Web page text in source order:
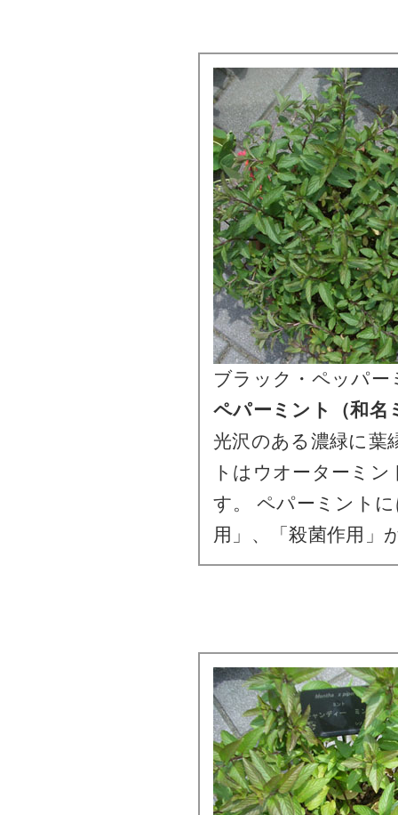
ブラック・ペッパー
ペパーミント（和名
光沢のある濃緑に葉
トはウオーターミ
す。 ペパーミント
用」、「殺菌作用」